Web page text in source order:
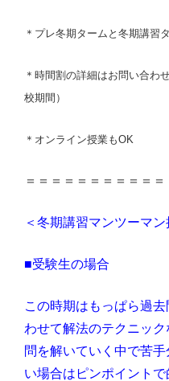
＊プレ冬期タームと冬期講習
＊時間割の詳細はお問い合わ
校期間）
＊オンライン授業もOK
＝＝＝＝＝＝＝＝＝＝＝
＜冬期講習マンツーマ
■受験生の場合
この時期はもっぱら過
わせて解法のテクニッ
問を解いていく中で苦
い場合はピンポイントで